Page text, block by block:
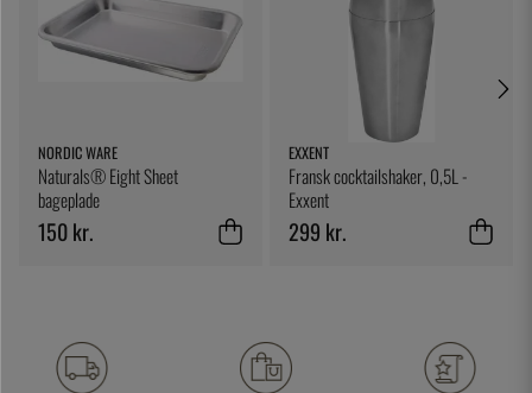
NORDIC WARE
Naturals® Eight Sheet
bageplade
150 kr.
EXXENT
Fransk cocktailshaker, 0,5L -
Exxent
299 kr.